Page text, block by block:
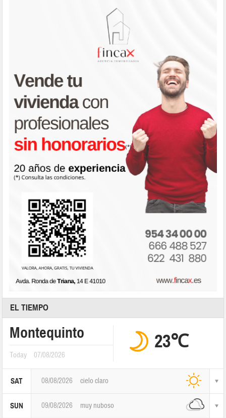
EL TIEMPO
Montequinto
Today 07/08/2026
23℃
SAT 08/08/2026 cielo claro
SUN 09/08/2026 muy nuboso